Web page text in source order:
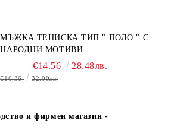
МЪЖКА ТЕНИСКА ТИП " ПОЛО " С
НАРОДНИ МОТИВИ.
€14.56 28.48лв.
€16.36 32.00лв.
и фирмен магазин -